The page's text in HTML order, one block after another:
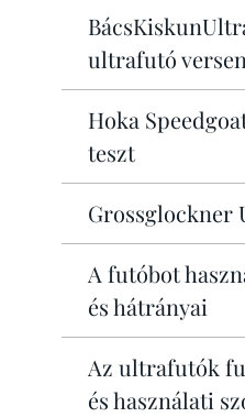
ultrafutó
Hoka
teszt
Grossglockner
A futóbot
és hátrányai
Az ultrafutók
és használati